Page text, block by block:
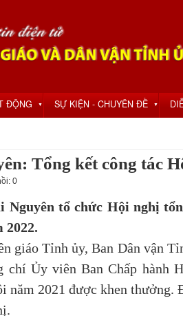
ĐỘNG ▼ SỰ KIỆN - CHUYÊN ĐỀ ▼
Tổng kết công tác
0
Nguyên tổ chức Hội nghị
2022.
Tỉnh ủy, Ban Dân vận
chí Ủy viên Ban Chấp hành
năm 2021 được khen thưởng.